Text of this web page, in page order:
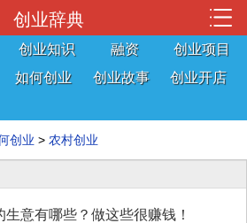
创业辞典
创业知识 融资
创业项目
如何创业 创业故事
创业开店
创业 > 农村创业
意有哪些？做这些很赚钱！